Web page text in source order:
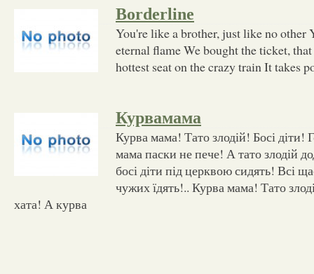
Borderline
You're like a brother, just like no other
eternal flame We bought the ticket,
hottest seat on the crazy train It takes
Курвамама
Курва мама! Тато злодій! Босі діти!
мама паски не пече! А тато злодій
босі діти під церквою сидять! Всі
чужих їдять!.. Курва мама! Тато
хата! А курва